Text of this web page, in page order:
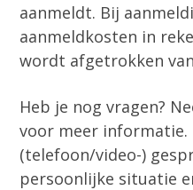
aanmeldt. Bij
aanmeldkosten in
wordt afgetrokken
Heb je nog vragen?
voor meer informatie.
(telefoon/video-)
persoonlijke situatie